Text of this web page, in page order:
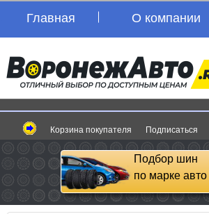
Главная О компании
Корзина покупателя Подписаться
Подбор шин
по марке авто